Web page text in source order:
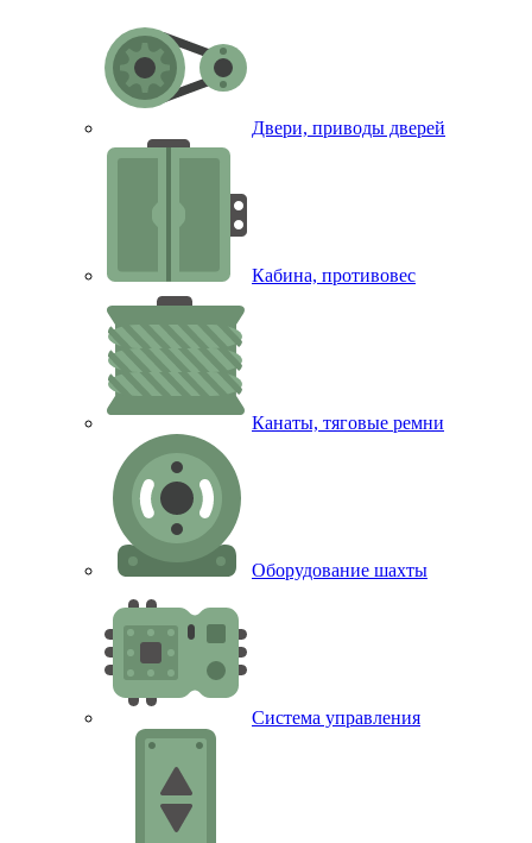
Двери, приводы дверей
Кабина, противовес
Канаты, тяговые ремни
Оборудование шахты
Система управления